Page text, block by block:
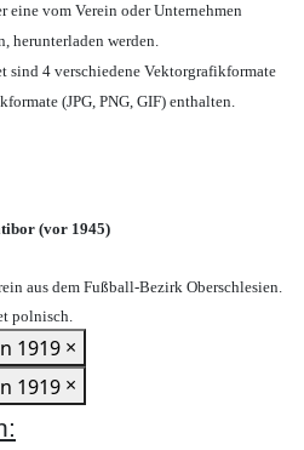
eine vom Verein oder Unternehmen
herunterladen werden.
sind 4 verschiedene Vektorgrafikformate
(JPG, PNG, GIF) enthalten.
(vor 1945)
aus dem Fußball-Bezirk Oberschlesien.
polnisch.
×
×